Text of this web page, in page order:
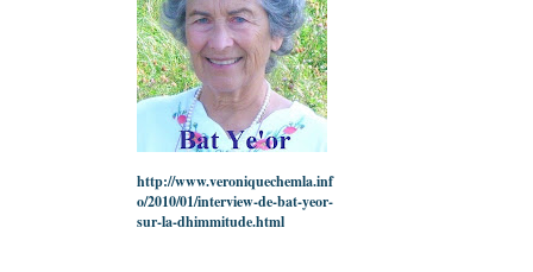
http://www.veroniquechemla.inf
o/2010/01/interview-de-bat-yeor-
sur-la-dhimmitude.html